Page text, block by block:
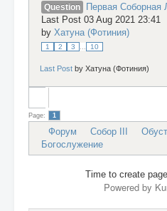
Question
Первая Соборная
Last Post 03 Aug 2021 23:41
by Хатуна (Фотиния)
1 2 3 10
Last Post byХатуна (Фотиния)
Page: 1
Форум Собор III
Богослужение
Time to create
Powered by